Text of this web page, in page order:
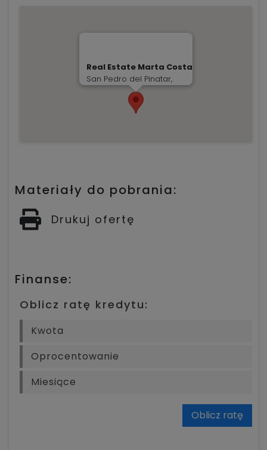
Real Estate Marta Costa
San Pedro del Pinatar,
Materiały do pobrania:
Drukuj ofertę
Finanse:
Oblicz ratę kredytu:
Oblicz ratę